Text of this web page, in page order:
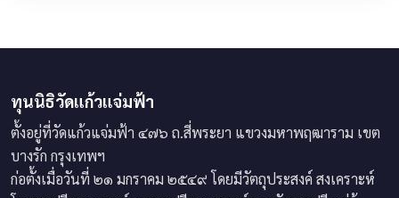
ทุนนิธิวัดแก้วแจ่มฟ้า
ตั้งอยู่ที่วัดแก้วแจ่มฟ้า ๔๗๖ ถ.สี่พระยา แขวงมหาพฤฒาราม เขต
บางรัก กรุงเทพฯ
ก่อตั้งเมื่อวันที่ ๒๑ มกราคม ๒๕๔๙ โดยมีวัตถุประสงค์ สงเคราะห์